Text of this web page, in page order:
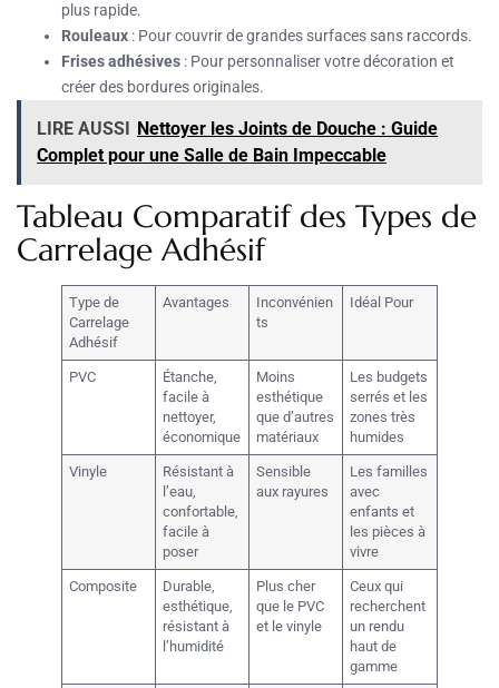
plus rapide.
Rouleaux : Pour couvrir de grandes surfaces sans raccords.
Frises adhésives : Pour personnaliser votre décoration et
créer des bordures originales.
LIRE AUSSI Nettoyer les Joints de Douche : Guide
Complet pour une Salle de Bain Impeccable
Tableau Comparatif des Types de
Carrelage Adhésif
Type de
Carrelage
Adhésif
Avantages
Inconvénien
ts
Idéal Pour
PVC
Étanche,
facile à
nettoyer,
économique
Moins
esthétique
que d’autres
matériaux
Les budgets
serrés et les
zones très
humides
Vinyle
Résistant à
l’eau,
confortable,
facile à
poser
Sensible
aux rayures
Les familles
avec
enfants et
les pièces à
vivre
Composite
Durable,
esthétique,
résistant à
l’humidité
Plus cher
que le PVC
et le vinyle
Ceux qui
recherchent
un rendu
haut de
gamme